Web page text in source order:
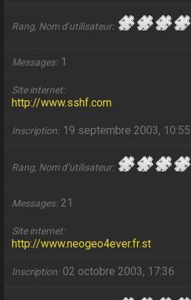
Rang, Nom d’utilisateur
Messages 1
Site internet
http://www.sshf.com
Inscription 19 septembre 2003, 10:55
Rang, Nom d’utilisateur
Messages 21
Site internet
http://www.neogeo4ever.fr.st
Inscription 02 octobre 2003, 17:36